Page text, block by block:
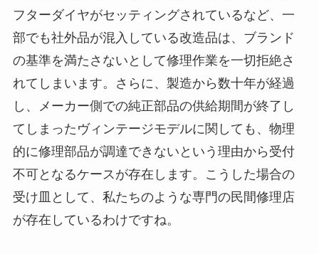
フターダイヤがセッティングされているなど、一
部でも社外品が混入している改造品は、ブランド
の基準を満たさないとして修理作業を一切拒絶さ
れてしまいます。さらに、製造から数十年が経過
し、メーカー側での純正部品の供給期間が終了し
てしまったヴィンテージモデルに関しても、物理
的に修理部品が調達できないという理由から受付
不可となるケースが存在します。こうした場合の
受け皿として、私たちのような専門の民間修理店
が存在しているわけですね。